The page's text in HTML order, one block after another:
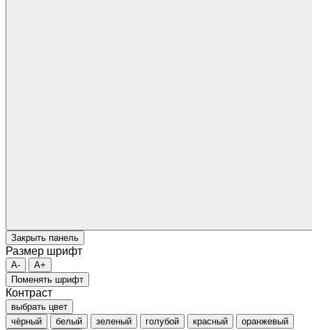
Закрыть панель
Размер шрифт
A-
A+
Поменять шрифт
Контраст
выбрать цвет
чёрный
белый зеленый голубой красный
оранжевый